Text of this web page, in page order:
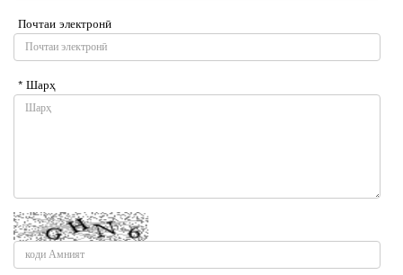
Почтаи электронӣ
* Шарҳ